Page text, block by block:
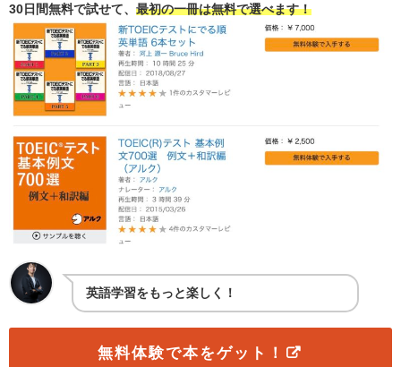
30 日間無料で試せて、 最初の一冊は無料で選べます！
英語学習をもっと楽しく！
無料体験で本をゲット！